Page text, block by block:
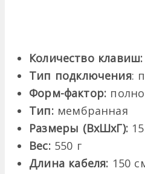
Количество клавиш:
Тип подключения:
Форм-фактор:
Тип:мембранная
Размеры (ВхШхГ):
Вес: 550 г
Длина кабеля: 150